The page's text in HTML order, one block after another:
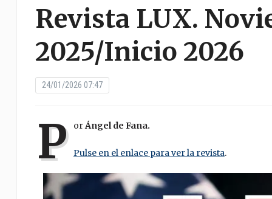
Revista LUX.
2025/Inicio 2026
24/01/2026 07:47
P orÁngel de Fana.
Pulse en el enlace para ver la revista.